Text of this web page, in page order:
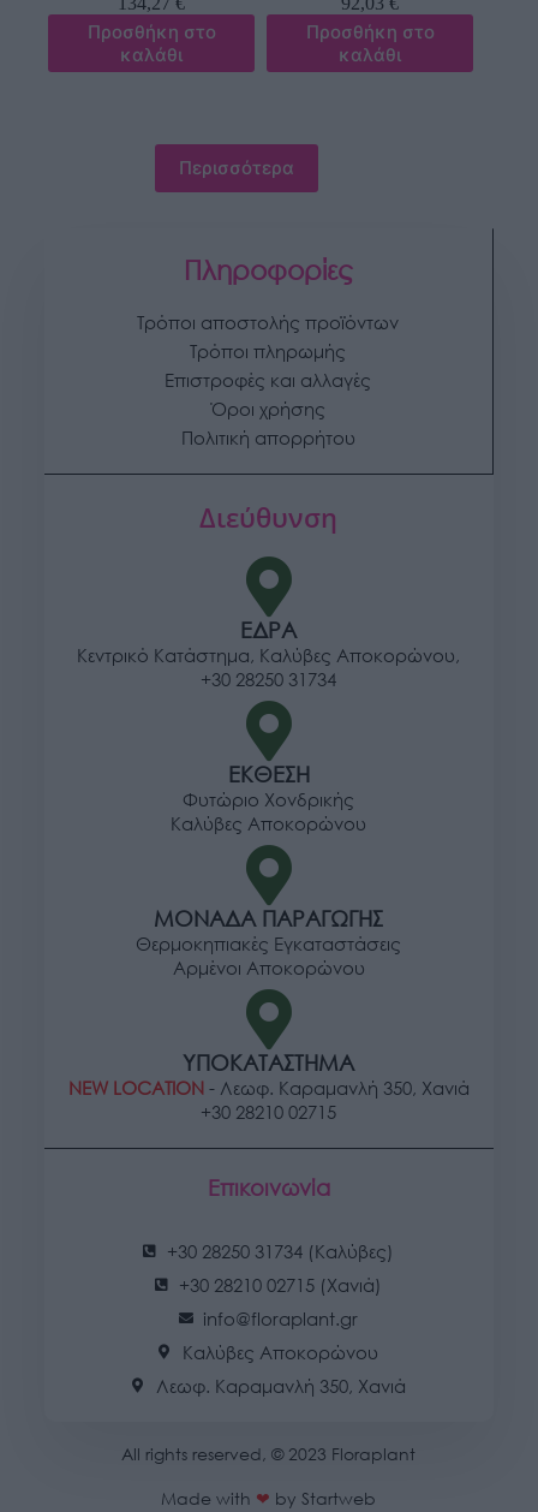
Προσθήκη στο
καλάθι
Προσθήκη στο
καλάθι
Περισσότερα
Πληροφορίες
Τρόποι αποστολής προϊόντων
Τρόποι πληρωμής
Επιστροφές και αλλαγές
Όροι χρήσης
Πολιτική απορρήτου
Διεύθυνση
ΕΔΡΑ
Κεντρικό Κατάστημα, Καλύβες Αποκορώνου,
+30 28250 31734
ΕΚΘΕΣΗ
Φυτώριο Χονδρικής
Καλύβες Αποκορώνου
ΜΟΝΑΔΑ ΠΑΡΑΓΩΓΗΣ
Θερμοκηπιακές Εγκαταστάσεις
Αρμένοι Αποκορώνου
ΥΠΟΚΑΤΑΣΤΗΜΑ
NEW LOCATION- Λεωφ. Καραμανλή 350, Χανιά
+30 28210 02715
Επικοινωνία
+30 28250 31734 (Καλύβες)
+30 28210 02715 (Χανιά)
info@floraplant.gr
Καλύβες Αποκορώνου
Λεωφ. Καραμανλή 350, Χανιά
All rights reserved, © 2023 Floraplant
Made with ❤ byStartweb